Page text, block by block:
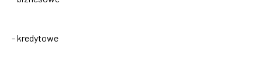
- kredytowe